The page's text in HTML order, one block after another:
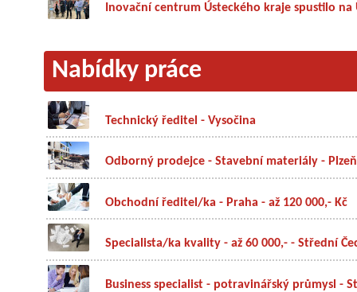
Inovační centrum Ústeckého kraje spustilo
Nabídky práce
Technický ředitel - Vysočina
Odborný prodejce - Stavební materiály - Plzeň
Obchodní ředitel/ka - Praha - až 120 000,- Kč
Specialista/ka kvality - až 60 000,- - Střední
Business specialist - potravinářský průmysl -